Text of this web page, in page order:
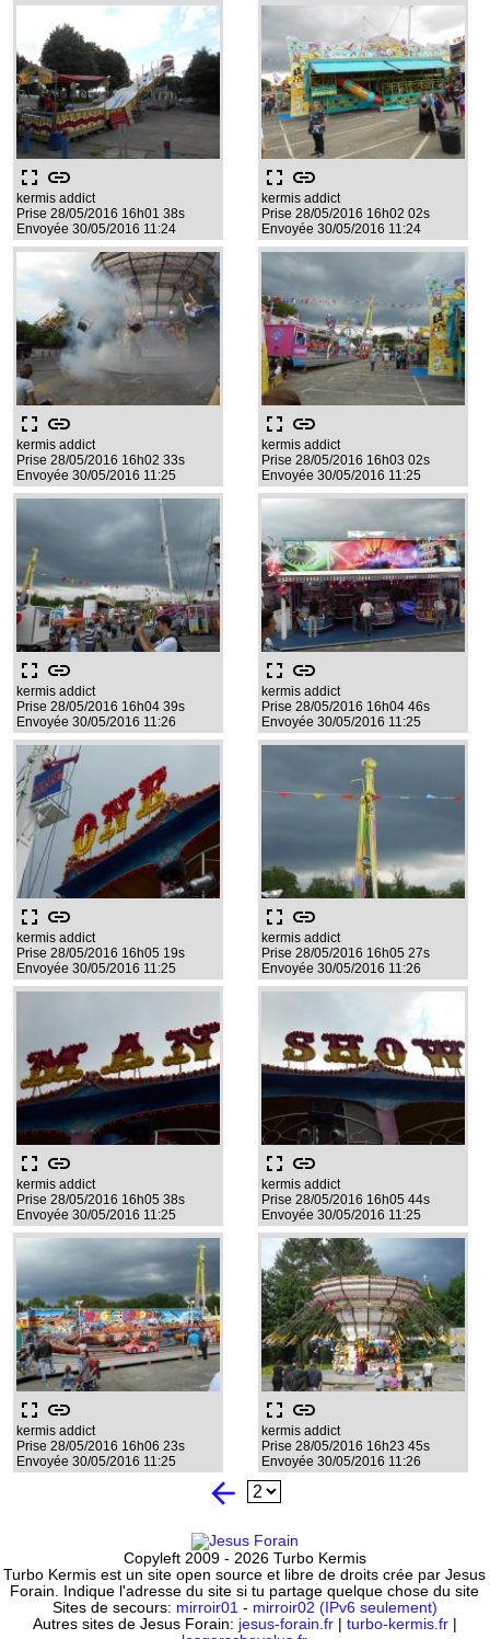
fullscreen link
kermis addict
Prise 28/05/2016 16h01 38s
Envoyée 30/05/2016 11:24
fullscreen link
kermis addict
Prise 28/05/2016 16h02 02s
Envoyée 30/05/2016 11:24
fullscreen link
kermis addict
Prise 28/05/2016 16h02 33s
Envoyée 30/05/2016 11:25
fullscreen link
kermis addict
Prise 28/05/2016 16h03 02s
Envoyée 30/05/2016 11:25
fullscreen link
kermis addict
Prise 28/05/2016 16h04 39s
Envoyée 30/05/2016 11:26
fullscreen link
kermis addict
Prise 28/05/2016 16h04 46s
Envoyée 30/05/2016 11:25
fullscreen link
kermis addict
Prise 28/05/2016 16h05 19s
Envoyée 30/05/2016 11:25
fullscreen link
kermis addict
Prise 28/05/2016 16h05 27s
Envoyée 30/05/2016 11:26
fullscreen link
kermis addict
Prise 28/05/2016 16h05 38s
Envoyée 30/05/2016 11:25
fullscreen link
kermis addict
Prise 28/05/2016 16h05 44s
Envoyée 30/05/2016 11:25
fullscreen link
kermis addict
Prise 28/05/2016 16h06 23s
Envoyée 30/05/2016 11:25
fullscreen link
kermis addict
Prise 28/05/2016 16h23 45s
Envoyée 30/05/2016 11:26
arrow_back
Copyleft 2009 - 2026 Turbo Kermis
Turbo Kermis est un site open source et libre de droits crée par Jesus
Forain. Indique l'adresse du site si tu partage quelque chose du site
Sites de secours: mirroir01- mirroir02 (IPv6 seulement)
Autres sites de Jesus Forain: jesus-forain.fr| turbo-kermis.fr|